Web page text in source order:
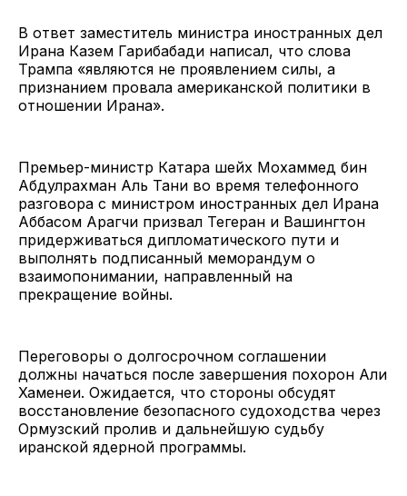
В ответ заместитель министра иностранных дел
Ирана Казем Гарибабади написал, что слова
Трампа «являются не проявлением силы, а
признанием провала американской политики в
отношении Ирана».
Премьер-министр Катара шейх Мохаммед бин
Абдулрахман Аль Тани во время телефонного
разговора с министром иностранных дел Ирана
Аббасом Арагчи призвал Тегеран и Вашингтон
придерживаться дипломатического пути и
выполнять подписанный меморандум о
взаимопонимании, направленный на
прекращение войны.
Переговоры о долгосрочном соглашении
должны начаться после завершения похорон Али
Хаменеи. Ожидается, что стороны обсудят
восстановление безопасного судоходства через
Ормузский пролив и дальнейшую судьбу
иранской ядерной программы.